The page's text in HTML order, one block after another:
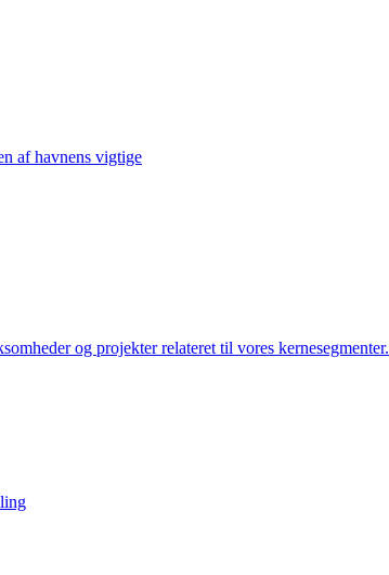
af havnens vigtige
og projekter relateret til vores kernesegmenter.